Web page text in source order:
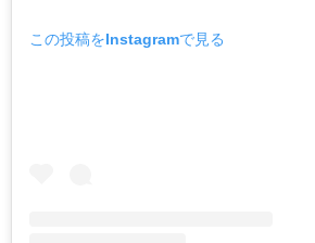
この投稿をInstagramで見る